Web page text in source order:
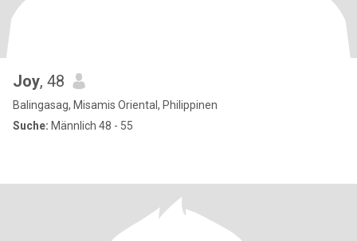
Joy, 48
Balingasag, Misamis Oriental, Philippinen
Suche: Männlich 48 - 55